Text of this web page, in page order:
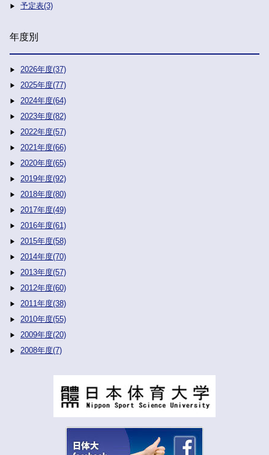
予定表(3)
年度別
2026年度(37)
2025年度(77)
2024年度(64)
2023年度(82)
2022年度(57)
2021年度(66)
2020年度(65)
2019年度(92)
2018年度(80)
2017年度(49)
2016年度(61)
2015年度(58)
2014年度(70)
2013年度(57)
2012年度(60)
2011年度(38)
2010年度(55)
2009年度(20)
2008年度(7)